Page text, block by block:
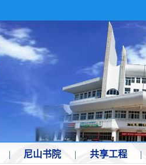
| 尼山书院 | 共享工程 |